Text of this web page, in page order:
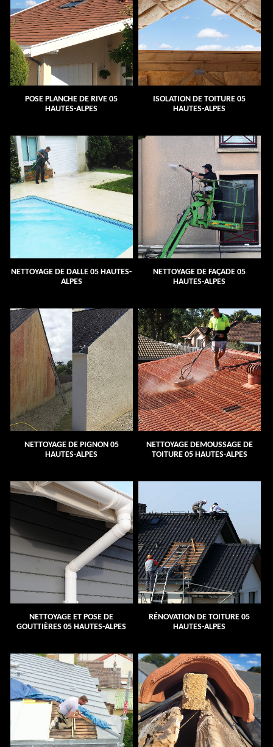
POSE PLANCHE DE RIVE 05
HAUTES-ALPES
ISOLATION DE TOITURE 05
HAUTES-ALPES
NETTOYAGE DE DALLE 05 HAUTES-
ALPES
NETTOYAGE DE FAÇADE 05
HAUTES-ALPES
NETTOYAGE DE PIGNON 05
HAUTES-ALPES
NETTOYAGE DEMOUSSAGE DE
TOITURE 05 HAUTES-ALPES
NETTOYAGE ET POSE DE
GOUTTIÈRES 05 HAUTES-ALPES
RÉNOVATION DE TOITURE 05
HAUTES-ALPES